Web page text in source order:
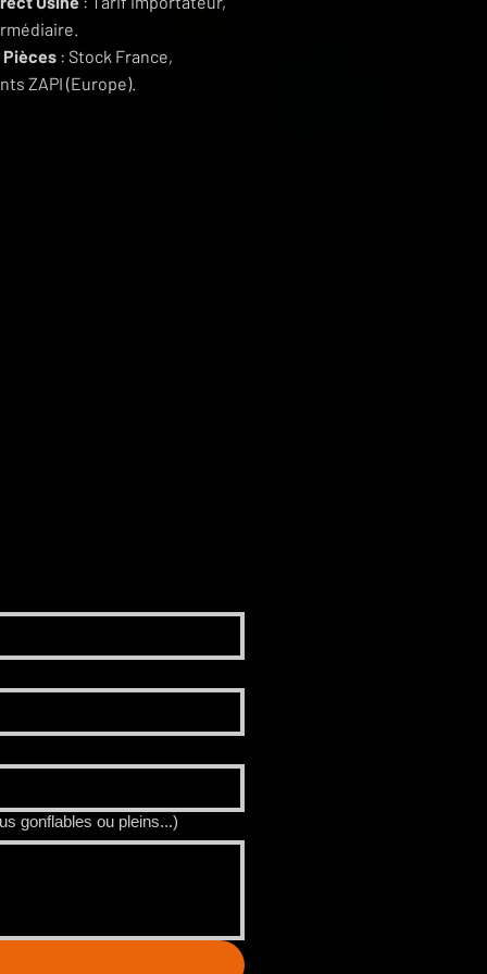
Pièces : Stock France,
ZAPI (Europe).
gonflables ou pleins...)